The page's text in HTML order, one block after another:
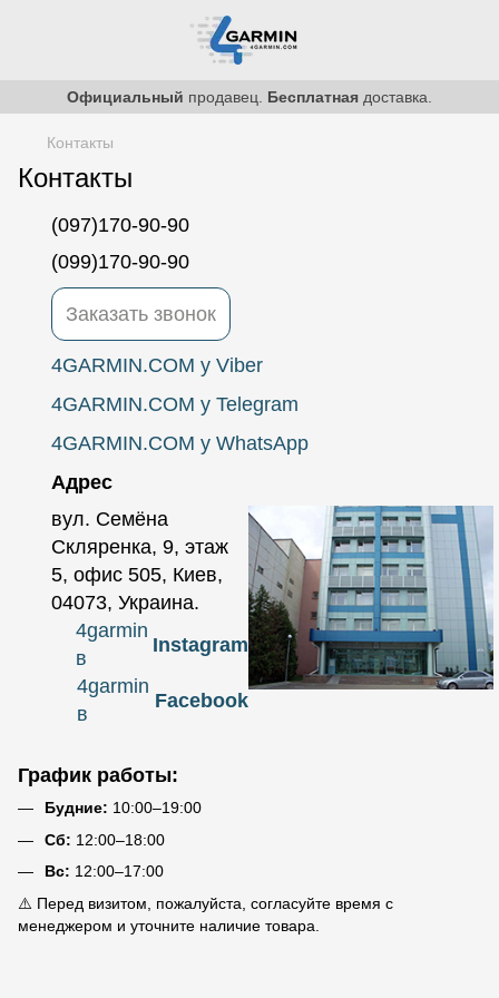
Официальный продавец. Бесплатная доставка.
Контакты
Контакты
(097)170-90-90
(099)170-90-90
Заказать звонок
4GARMIN.COM у Viber
4GARMIN.COM у Telegram
4GARMIN.COM у WhatsApp
Адрес
вул. Семёна
Скляренка, 9, этаж
5, офис 505, Киев,
04073, Украина.
4garmin
в
Instagram
4garmin
в
Facebook
График работы:
Будние: 10:00–19:00
Сб: 12:00–18:00
Вс: 12:00–17:00
⚠️ Перед визитом, пожалуйста, согласуйте время с
менеджером и уточните наличие товара.